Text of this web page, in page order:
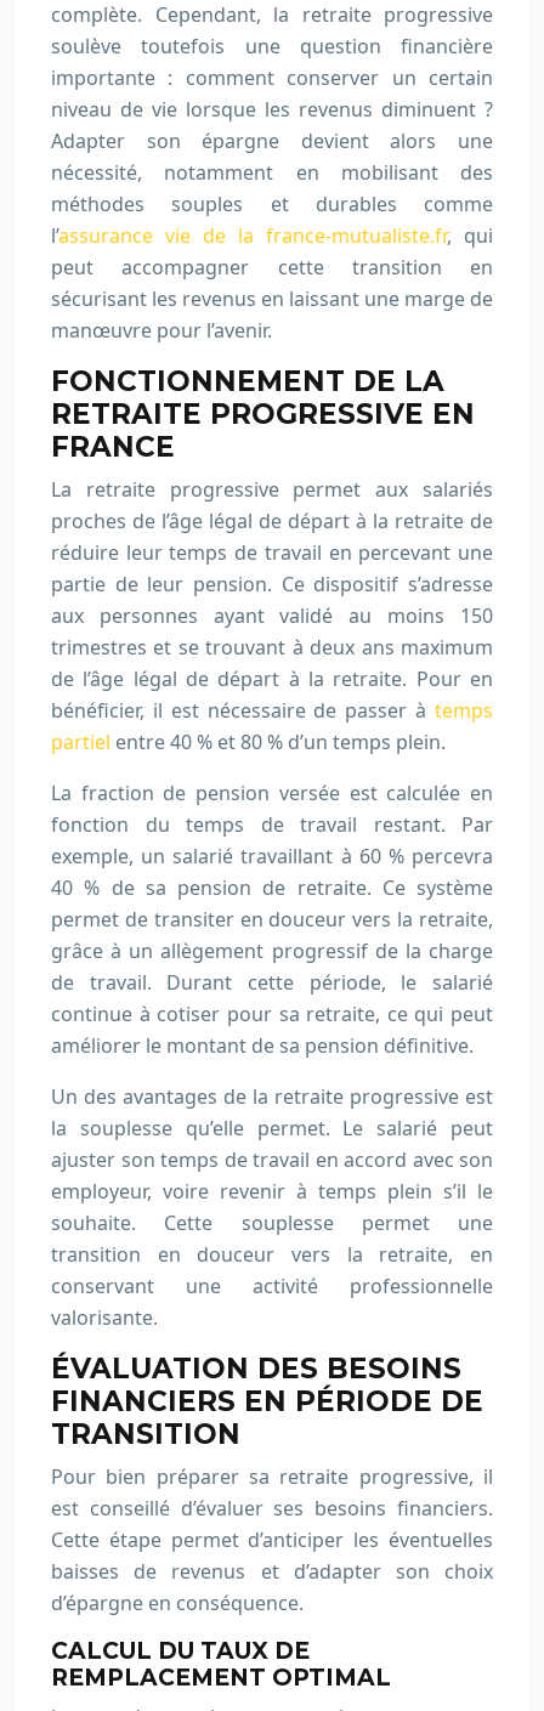
complète. Cependant, la retraite progressive
soulève toutefois une question financière
importante : comment conserver un certain
niveau de vie lorsque les revenus diminuent ?
Adapter son épargne devient alors une
nécessité, notamment en mobilisant des
méthodes souples et durables comme
l’assurance vie de la france-mutualiste.fr, qui
peut accompagner cette transition en
sécurisant les revenus en laissant une marge de
manœuvre pour l’avenir.
FONCTIONNEMENT DE LA
RETRAITE PROGRESSIVE EN
FRANCE
La retraite progressive permet aux salariés
proches de l’âge légal de départ à la retraite de
réduire leur temps de travail en percevant une
partie de leur pension. Ce dispositif s’adresse
aux personnes ayant validé au moins 150
trimestres et se trouvant à deux ans maximum
de l’âge légal de départ à la retraite. Pour en
bénéficier, il est nécessaire de passer à temps
partiel entre 40 % et 80 % d’un temps plein.
La fraction de pension versée est calculée en
fonction du temps de travail restant. Par
exemple, un salarié travaillant à 60 % percevra
40 % de sa pension de retraite. Ce système
permet de transiter en douceur vers la retraite,
grâce à un allègement progressif de la charge
de travail. Durant cette période, le salarié
continue à cotiser pour sa retraite, ce qui peut
améliorer le montant de sa pension définitive.
Un des avantages de la retraite progressive est
la souplesse qu’elle permet. Le salarié peut
ajuster son temps de travail en accord avec son
employeur, voire revenir à temps plein s’il le
souhaite. Cette souplesse permet une
transition en douceur vers la retraite, en
conservant une activité professionnelle
valorisante.
ÉVALUATION DES BESOINS
FINANCIERS EN PÉRIODE DE
TRANSITION
Pour bien préparer sa retraite progressive, il
est conseillé d’évaluer ses besoins financiers.
Cette étape permet d’anticiper les éventuelles
baisses de revenus et d’adapter son choix
d’épargne en conséquence.
CALCUL DU TAUX DE
REMPLACEMENT OPTIMAL